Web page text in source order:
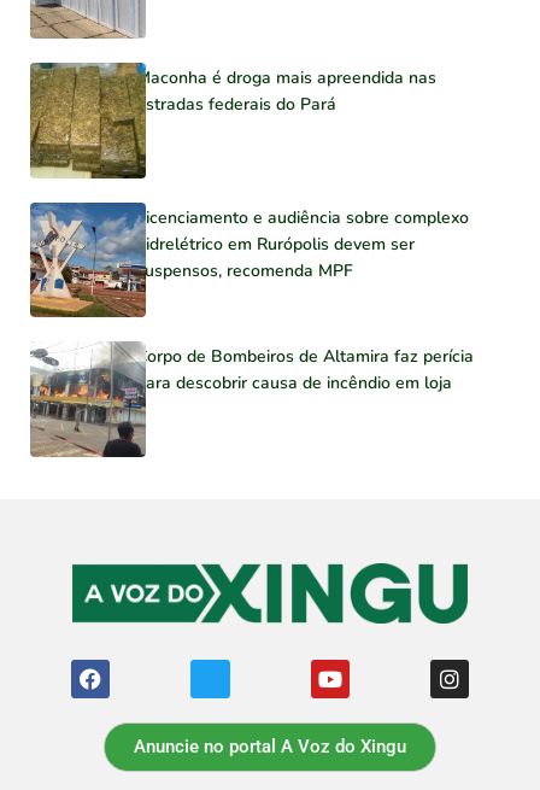
Maconha é droga mais apreendida nas
estradas federais do Pará
Licenciamento e audiência sobre complexo
hidrelétrico em Rurópolis devem ser
suspensos, recomenda MPF
Corpo de Bombeiros de Altamira faz perícia
para descobrir causa de incêndio em loja
Anuncie no portal A Voz do Xingu